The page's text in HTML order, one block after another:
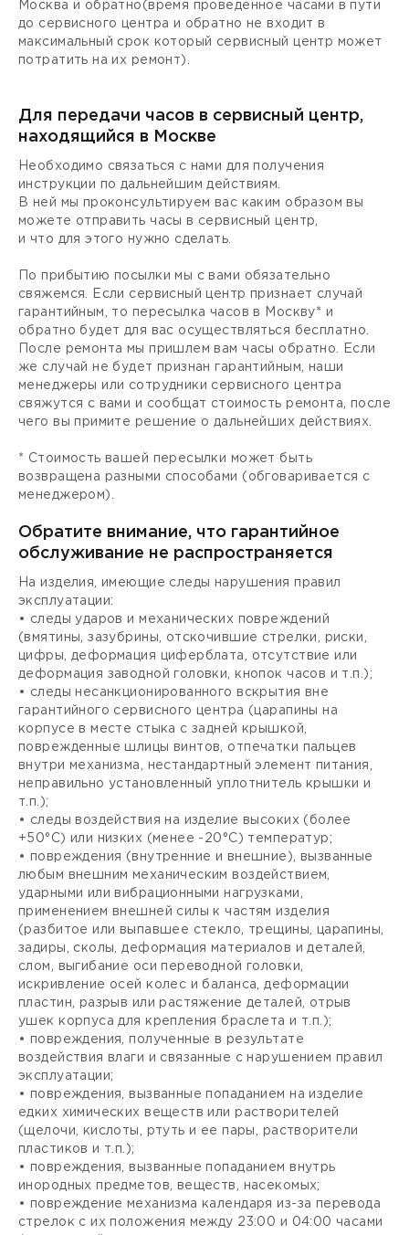
Москва и обратно(время проведенное часами в пути
до сервисного центра и обратно не входит в
максимальный срок который сервисный центр может
потратить на их ремонт).
Для передачи часов в сервисный центр,
находящийся в Москве
Необходимо связаться с нами для получения
инструкции по дальнейшим действиям.
В ней мы проконсультируем вас каким образом вы
можете отправить часы в сервисный центр,
и что для этого нужно сделать.
По прибытию посылки мы с вами обязательно
свяжемся. Если сервисный центр признает случай
гарантийным, то пересылка часов в Москву* и
обратно будет для вас осуществляться бесплатно.
После ремонта мы пришлем вам часы обратно. Если
же случай не будет признан гарантийным, наши
менеджеры или сотрудники сервисного центра
свяжутся с вами и сообщат стоимость ремонта, после
чего вы примите решение о дальнейших действиях.
* Стоимость вашей пересылки может быть
возвращена разными способами (обговаривается с
менеджером).
Обратите внимание, что гарантийное
обслуживание не распространяется
На изделия, имеющие следы нарушения правил
эксплуатации:
• следы ударов и механических повреждений
(вмятины, зазубрины, отскочившие стрелки, риски,
цифры, деформация циферблата, отсутствие или
деформация заводной головки, кнопок часов и т.п.);
• следы несанкционированного вскрытия вне
гарантийного сервисного центра (царапины на
корпусе в месте стыка с задней крышкой,
поврежденные шлицы винтов, отпечатки пальцев
внутри механизма, нестандартный элемент питания,
неправильно установленный уплотнитель крышки и
т.п.);
• следы воздействия на изделие высоких (более
+50°С) или низких (менее -20°С) температур;
• повреждения (внутренние и внешние), вызванные
любым внешним механическим воздействием,
ударными или вибрационными нагрузками,
применением внешней силы к частям изделия
(разбитое или выпавшее стекло, трещины, царапины,
задиры, сколы, деформация материалов и деталей,
слом, выгибание оси переводной головки,
искривление осей колес и баланса, деформации
пластин, разрыв или растяжение деталей, отрыв
ушек корпуса для крепления браслета и т.п.);
• повреждения, полученные в результате
воздействия влаги и связанные с нарушением правил
эксплуатации;
• повреждения, вызванные попаданием на изделие
едких химических веществ или растворителей
(щелочи, кислоты, ртуть и ее пары, растворители
пластиков и т.п.);
• повреждения, вызванные попаданием внутрь
инородных предметов, веществ, насекомых;
• повреждение механизма календаря из-за перевода
стрелок с их положения между 23:00 и 04:00 часами